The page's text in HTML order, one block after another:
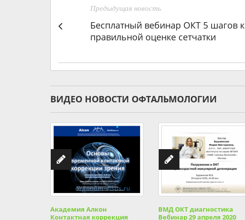
Предыдущая новость
Бесплатный вебинар ОКТ 5 шагов к
правильной оценке сетчатки
ВИДЕО НОВОСТИ ОФТАЛЬМОЛОГИИ
Академия Алкон
Контактная коррекция
ВМД ОКТ диагностика
Вебинар 29 апреля 2020